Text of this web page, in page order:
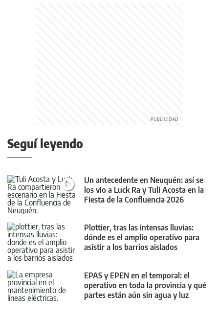
Seguí leyendo
Un antecedente en Neuquén: así se
los vio a Luck Ra y Tuli Acosta en la
Fiesta de la Confluencia 2026
Plottier, tras las intensas lluvias:
dónde es el amplio operativo para
asistir a los barrios aislados
EPAS y EPEN en el temporal: el
operativo en toda la provincia y qué
partes están aún sin agua y luz